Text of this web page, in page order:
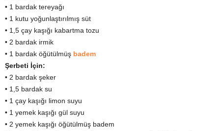
• 1 bardak tereyağı
• 1 kutu yoğunlaştırılmış süt
• 1,5 çay kaşığı kabartma tozu
• 2 bardak irmik
• 1 bardak öğütülmüş badem
Şerbeti İçin:
• 2 bardak şeker
• 1,5 bardak su
• 1 çay kaşığı limon suyu
• 1 yemek kaşığı gül suyu
• 2 yemek kaşığı öğütülmüş badem